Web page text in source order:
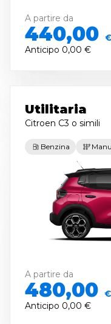
A partire da
440,00
Anticipo 0,00 €
Utilitaria
Citroen C3 o simili
Benzina
A partire da
480,00
Anticipo 0,00 €